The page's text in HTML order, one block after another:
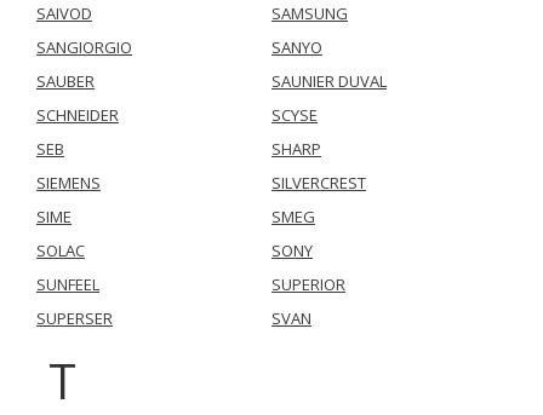
SAIVOD
SAMSUNG
SANGIORGIO
SANYO
SAUBER
SAUNIER DUVAL
SCHNEIDER
SCYSE
SEB
SHARP
SIEMENS
SILVERCREST
SIME
SMEG
SOLAC
SONY
SUNFEEL
SUPERIOR
SUPERSER
SVAN
T